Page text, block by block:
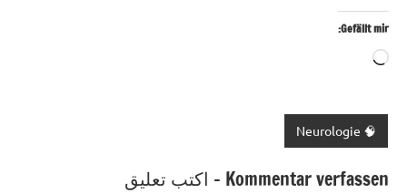
Gefällt mir:
Wird
🧠 Neurologie
Kommentar verfassen - اكتب تعليق